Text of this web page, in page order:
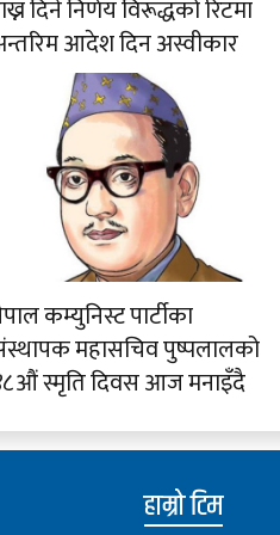
दिने निर्णय विरूद्धको रिटमा
आदेश दिन अस्वीकार
कम्युनिस्ट पार्टीका
महासचिव पुष्पलालको
स्मृति दिवस आज मनाइँदै
हाम्रो टिम